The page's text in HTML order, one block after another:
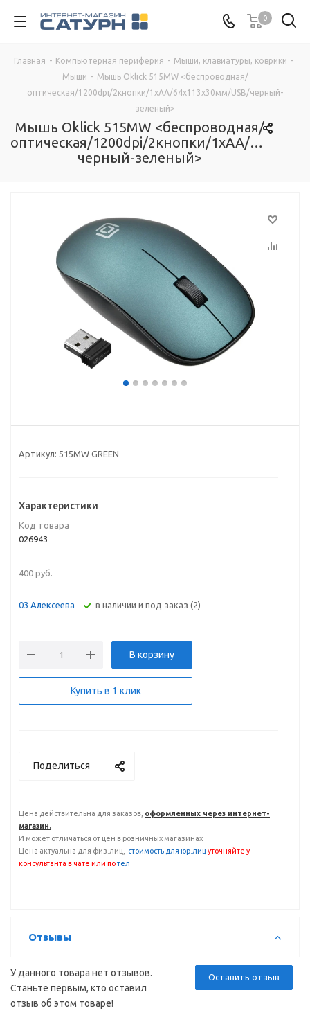
0
Главная - Компьютерная периферия - Мыши, клавиатуры, коврики -
Мыши - Мышь Oklick 515MW <беспроводная/
оптическая/1200dpi/2кнопки/1xAA/64x113x30мм/USB/черный-
зеленый>
Мышь Oklick 515MW <беспроводная/
оптическая/1200dpi/2кнопки/1xAA/
черный-зеленый>
Артикул: 515MW GREEN
Характеристики
Код товара
026943
400руб.
03 Алексеева В наличии и под заказ (2)
В корзину
Купить в 1 клик
Поделиться
Цена действительна для заказов, оформленных через интернет-
магазин.
И может отличаться от цен в розничных магазинах
Цена актуальна для физ.лиц,
стоимость для юр.лиц уточняйте у
консультанта в чате или потел
Отзывы
Оставить отзыв
У данного товара нет отзывов.
Станьте первым, кто оставил
отзыв об этом товаре!